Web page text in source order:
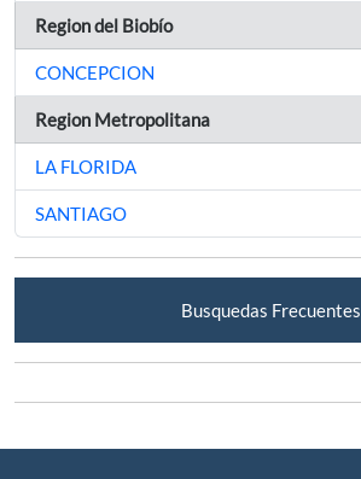
Region del Biobío
CONCEPCION
Region Metropolitana
LA FLORIDA
SANTIAGO
Busquedas Frecuentes